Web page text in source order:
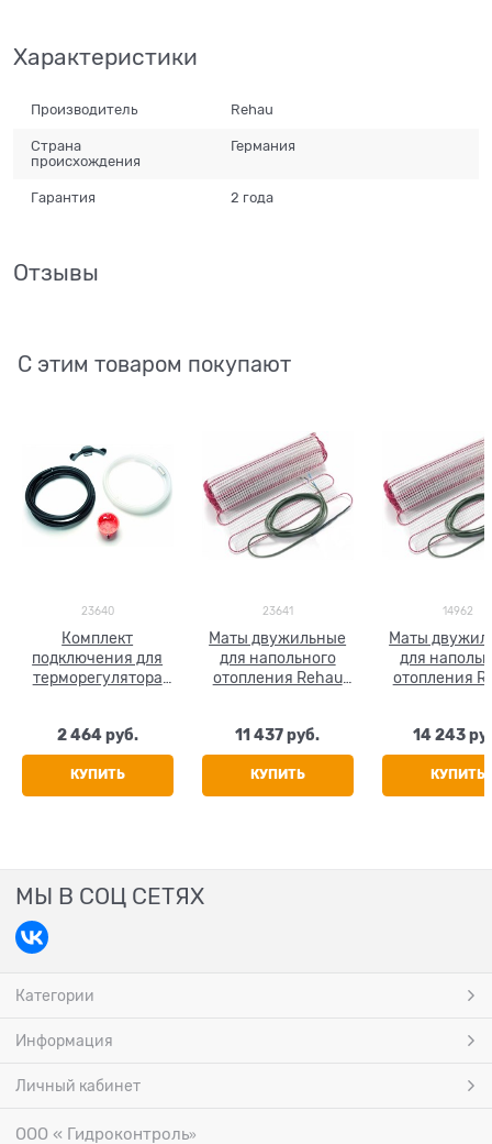
Характеристики
Производитель Rehau
Страна
происхождения
Германия
Гарантия 2 года
Отзывы
С этим товаром покупают
23640
Комплект
подключения для
терморегулятора
2 464 руб.
КУПИТЬ
23641
Маты двужильные
для напольного
отопления Rehau
11 437 руб.
КУПИТЬ
14962
Маты
для
отопления
14 243
КУПИТЬ
МЫ В СОЦ СЕТЯХ
Категории
Информация
Личный кабинет
ООО « Гидроконтроль»